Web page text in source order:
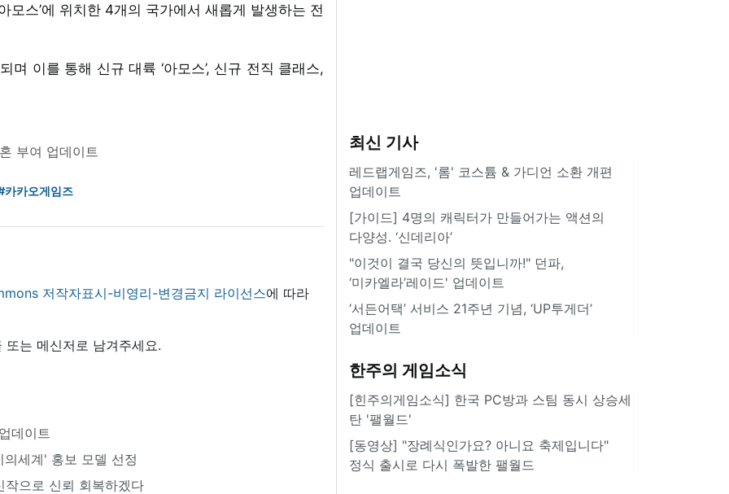
모스’에 위치한 4개의 국가에서 새롭게 발생하는 전
며 이를 통해 신규 대륙 ‘아모스’, 신규 전직 클래스,
부여 업데이트
카카오게임즈
저작자표시-비영리-변경금지 라이선스에 따라
또는 메신저로 남겨주세요.
데이트
세계' 홍보 모델 선정
으로 신뢰 회복하겠다
최신 기사
레드랩게임즈, '롬' 코스튬 & 가디언 소환 개편
업데이트
[가이드] 4명의 캐릭터가 만들어가는 액션의
다양성. ‘신데리아’
"이것이 결국 당신의 뜻입니까!" 던파,
‘미카엘라’레이드' 업데이트
‘서든어택’ 서비스 21주년 기념, ‘UP투게더’
업데이트
한주의 게임소식
[힌주의게임소식] 한국 PC방과 스팀 동시 상승세
탄 '팰월드'
[동영상] "장례식인가요? 아니요 축제입니다"
정식 출시로 다시 폭발한 팰월드